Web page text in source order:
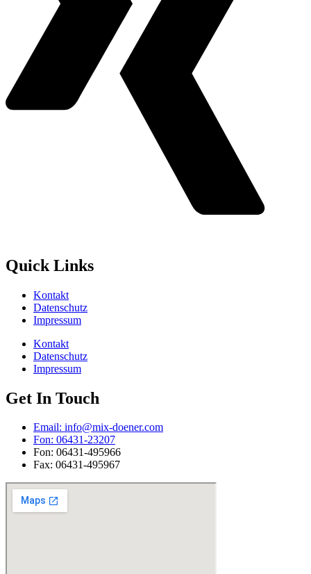
Quick Links
Kontakt
Datenschutz
Impressum
Kontakt
Datenschutz
Impressum
Get In Touch
Email: info@mix-doener.com
Fon: 06431-23207
Fon: 06431-495966
Fax: 06431-495967